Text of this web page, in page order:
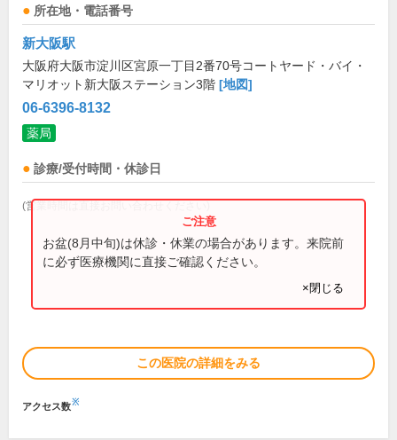
所在地・電話番号
新大阪駅
大阪府大阪市淀川区宮原一丁目2番70号コートヤード・バイ・
マリオット新大阪ステーション3階 [地図]
06-6396-8132
薬局
診療/受付時間・休診日
(営業時間は直接お問い合わせください)
お盆(8月中旬)は休診・休業の場合があります。来院前
に必ず医療機関に直接ご確認ください。
×閉じる
この医院の詳細をみる
アクセス数※